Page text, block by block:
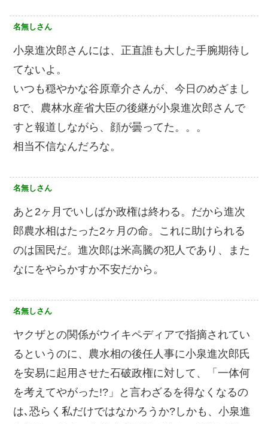
名無しさん
小泉進次郎さんには、正直誰も大した手腕期待し
てないよ。
いつも穏やかな谷原章介さんが、今日のめざまし
8で、農林水産省大臣の後継が小泉進次郎さんで
すと報道しながら、顔が曇ってた。。。
相当不信なんだろな。
名無しさん
あと2ヶ月でいしばか政権は終わる。だから進次
郎農水相はたった2ヶ月の命。これに助けられる
のは国民だ。進次郎は米高騰の犯人であり、また
なにをやらかすか不安だから。
名無しさん
ヤクザとの関係がウイキペディアで指摘されてい
るというのに、農水相の後任人事に小泉進次郎氏
を安易に起用させた石破政権に対して、「一体何
を考えてやがった!?」と言わざるを得なくなるの
は､恐らく私だけではなかろうか?しかも、小泉進